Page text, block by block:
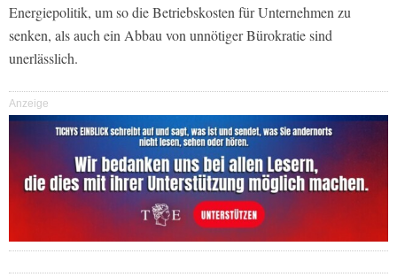
Energiepolitik, um so die Betriebskosten für Unternehmen zu
senken, als auch ein Abbau von unnötiger Bürokratie sind
unerlässlich.
Anzeige